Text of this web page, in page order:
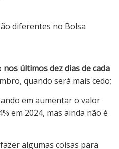
diferentes no Bolsa
nos últimos dez dias de cada
quando será mais cedo;
em aumentar o valor
em 2024, mas ainda não é
algumas coisas para